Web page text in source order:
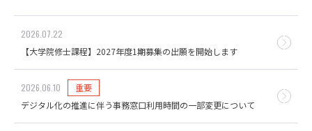
2026.07.22
【大学院修士課程】2027年度1期募集の出願を開始します
2026.06.10
重要
デジタル化の推進に伴う事務窓口利用時間の一部変更について